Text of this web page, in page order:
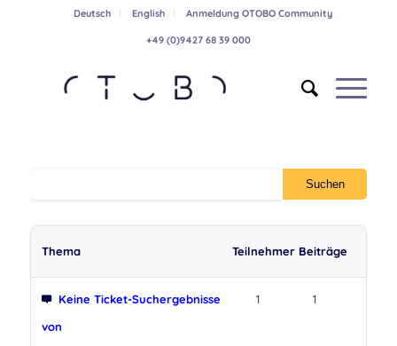
Deutsch English Anmeldung OTOBO Community
+49 (0)9427 68 39 000
Thema Teilnehmer Beiträge
Keine Ticket-Suchergebnisse
von
1 1